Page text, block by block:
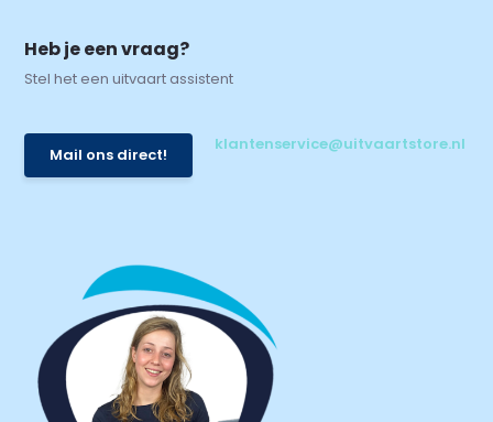
Heb je een vraag?
Stel het een uitvaart assistent
Mail ons direct!
klantenservice@uitvaartstore.nl